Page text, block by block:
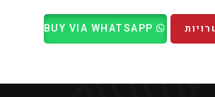
BUY VIA WHATSAPP